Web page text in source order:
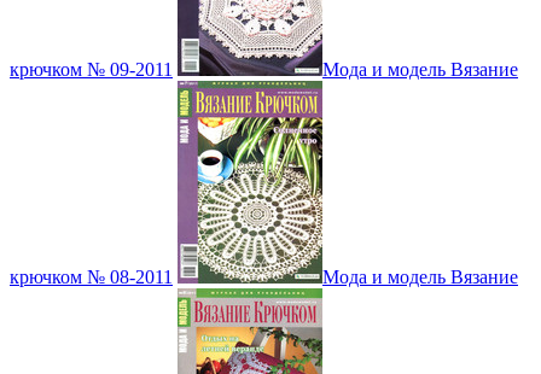
крючком № 09-2011 Мода и модель Вязание
крючком № 08-2011 Мода и модель Вязание